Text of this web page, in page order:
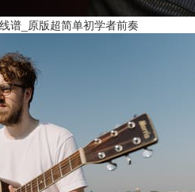
谱_原版超简单初学者前奏